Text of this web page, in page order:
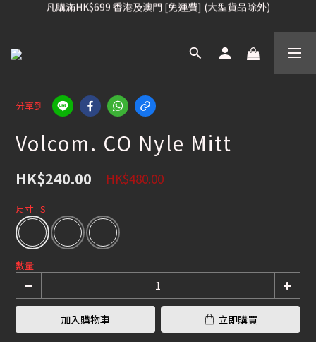
凡購滿HK$699 香港及澳門 [免運費] (大型貨品除外)
滑雪板, 固定器, 滑雪靴, 護目鏡 頭盔 , 85折 / 其他滑雪用品 75折
凡購滿HK$699 香港及澳門 [免運費] (大型貨品除外)
分享到
Volcom. CO Nyle Mitt
HK$240.00 HK$480.00
尺寸 : S
數量
加入購物車 立即購買